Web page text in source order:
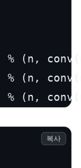
% (n,
% (n,
% (n,
복사